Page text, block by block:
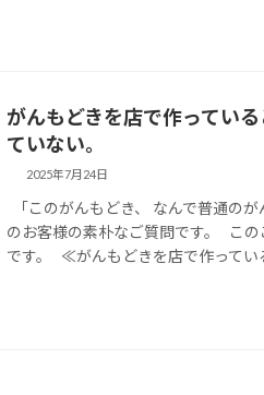
がんもどきを店で作ってい
ていない。
2025年7月24日
「このがんもどき、 なんで普通の
のお客様の素朴なご質問です。 こ
です。 ≪がんもどきを店で作ってい